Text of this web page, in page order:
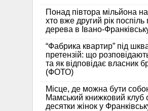
Понад півтора мільйона на
хто вже другий рік поспіль
дерева в Івано-
“Фабрика квартир” під
претензій: що
та як відповідає власник
(ФОТО)
Місце, де можна бути
Мамський книжковий клуб
десятки жінок у